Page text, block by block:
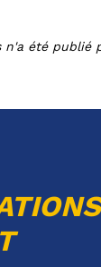
n'a été publié